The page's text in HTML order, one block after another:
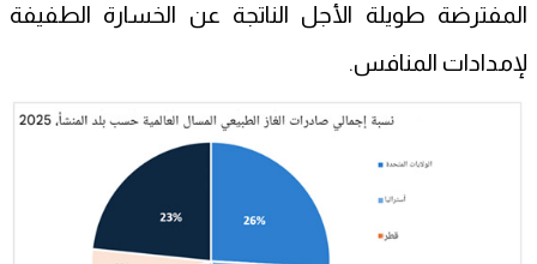
المفترضة طويلة الأجل الناتجة عن الخسارة الطفيفة
لإمدادات المنافس.